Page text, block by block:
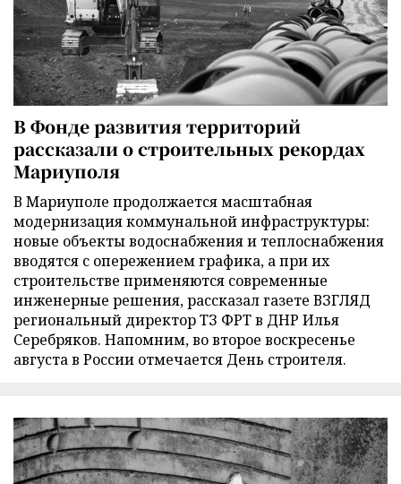
В Фонде развития территорий
рассказали о строительных рекордах
Мариуполя
В Мариуполе продолжается масштабная
модернизация коммунальной инфраструктуры:
новые объекты водоснабжения и теплоснабжения
вводятся с опережением графика, а при их
строительстве применяются современные
инженерные решения, рассказал газете ВЗГЛЯД
региональный директор ТЗ ФРТ в ДНР Илья
Серебряков. Напомним, во второе воскресенье
августа в России отмечается День строителя.